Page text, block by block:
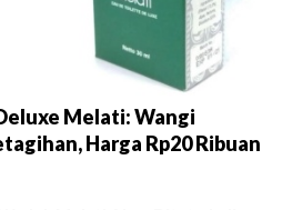
Melati: Wangi
Harga Rp20 Ribuan